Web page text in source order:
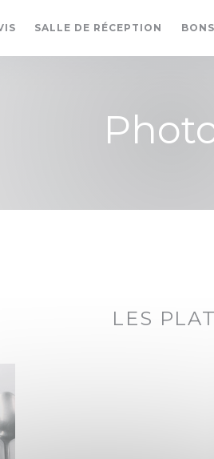
SALLE DE RÉCEPTION
LES